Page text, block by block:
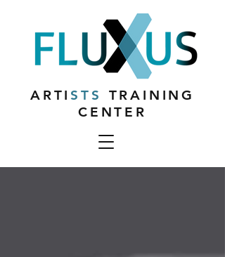
ARTISTS
TRAINING
CENTER